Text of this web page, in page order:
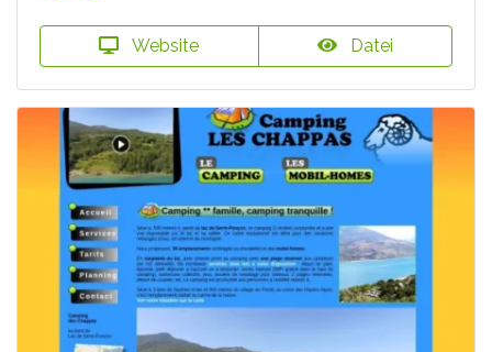
Website Datei